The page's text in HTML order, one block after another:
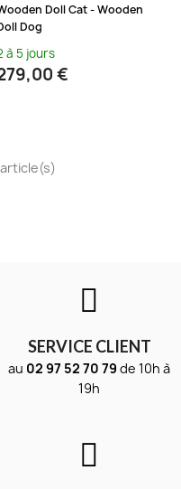
Doll Cat - Wooden
Dog
à 5 jours
€
SERVICE CLIENT
au 02 97 52 70 79 de 10h à
19h